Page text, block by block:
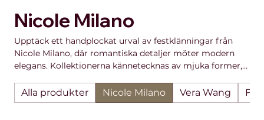
Nicole Milano
Upptäck ett handplockat urval av festklänningar från
Nicole Milano, där romantiska detaljer möter modern
elegans. Kollektionerna kännetecknas av mjuka former,
silhuetten på ett vackert och smickrande sätt.
Klänningarna passar utmärkt som festklänning,
Alla produkter Nicole Milano Vera Wang